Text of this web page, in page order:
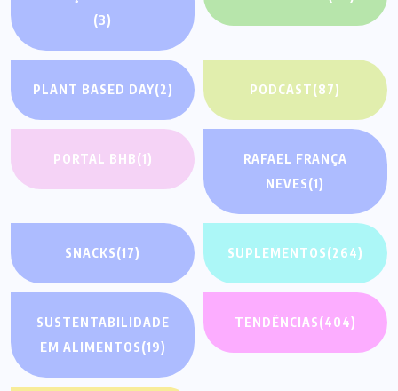
(3)
PLANT BASED DAY(2) PODCAST(87)
PORTAL BHB(1)
RAFAEL FRANÇA
NEVES(1)
SNACKS(17) SUPLEMENTOS(264)
SUSTENTABILIDADE
EM ALIMENTOS(19)
TENDÊNCIAS(404)